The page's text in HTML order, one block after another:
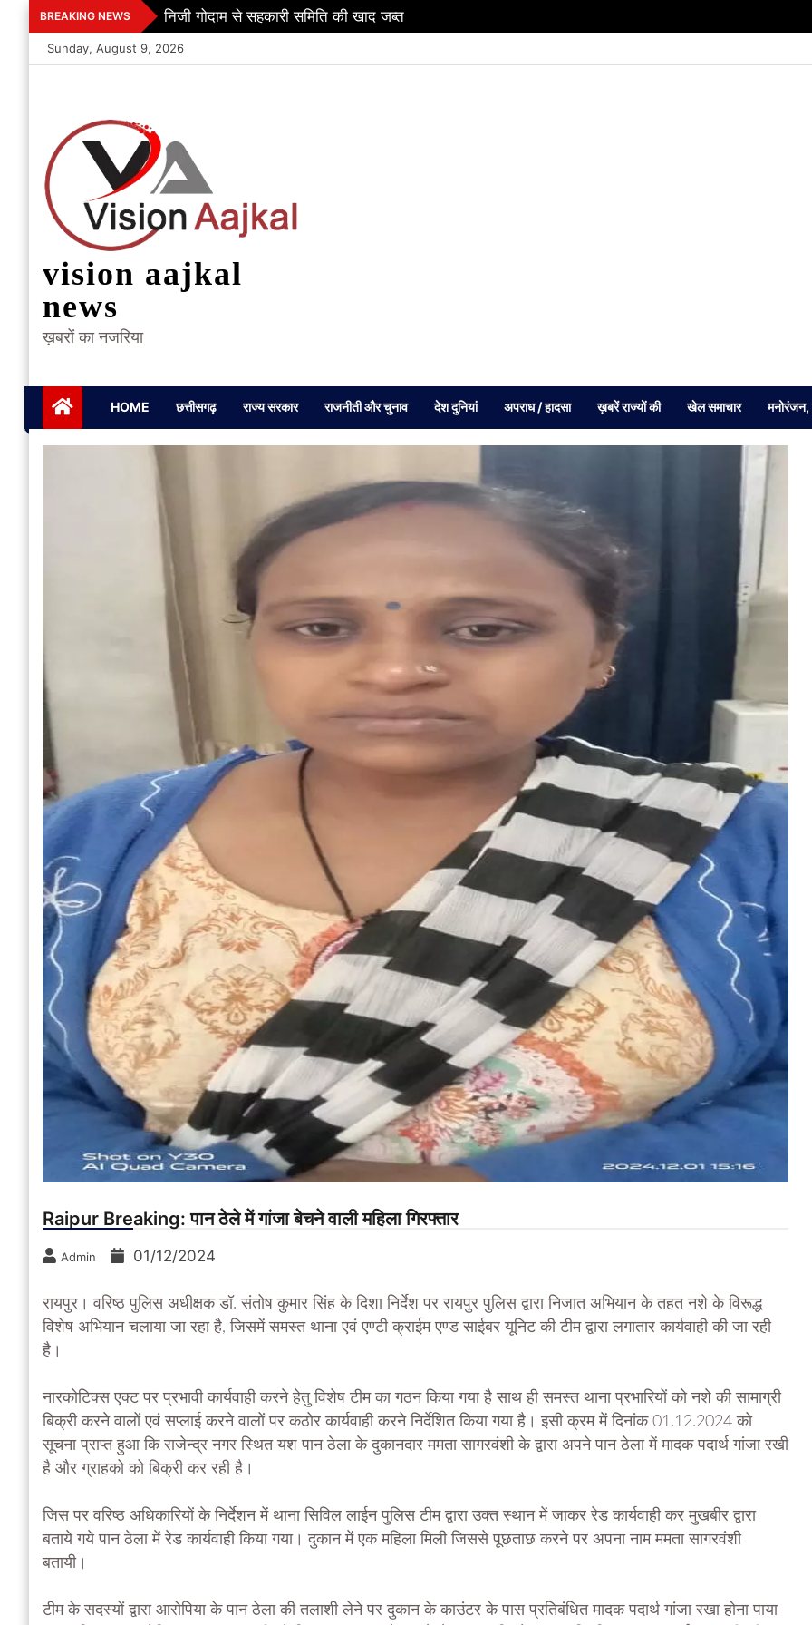
Skip
to
content
BREAKING NEWS निजी गोदाम से सहकारी समिति की खाद जब्त
Sunday, August 9, 2026
vision aajkal
news
ख़बरों का नजरिया
HOME छत्तीसगढ़ राज्य सरकार राजनीती और चुनाव देश दुनियां अपराध / हादसा ख़बरें राज्यों की खेल समाचार
Raipur Breaking: पान ठेले में गांजा बेचने वाली महिला गिरफ्तार
Admin 01/12/2024
रायपुर। वरिष्ठ पुलिस अधीक्षक डॉ. संतोष कुमार सिंह के दिशा निर्देश पर रायपुर पुलिस द्वारा निजात अभियान के तहत नशे के विरूद्ध
विशेष अभियान चलाया जा रहा है, जिसमें समस्त थाना एवं एण्टी क्राईम एण्ड साईबर यूनिट की टीम द्वारा लगातार कार्यवाही की जा रही
है।
नारकोटिक्स एक्ट पर प्रभावी कार्यवाही करने हेतु विशेष टीम का गठन किया गया है साथ ही समस्त थाना प्रभारियों को नशे की सामाग्री
बिक्री करने वालों एवं सप्लाई करने वालों पर कठोर कार्यवाही करने निर्देशित किया गया है। इसी क्रम में दिनांक 01.12.2024 को
सूचना प्राप्त हुआ कि राजेन्द्र नगर स्थित यश पान ठेला के दुकानदार ममता सागरवंशी के द्वारा अपने पान ठेला में मादक पदार्थ गांजा रखी
है और ग्राहको को बिक्री कर रही है।
जिस पर वरिष्ठ अधिकारियों के निर्देशन में थाना सिविल लाईन पुलिस टीम द्वारा उक्त स्थान में जाकर रेड कार्यवाही कर मुखबीर द्वारा
बताये गये पान ठेला में रेड कार्यवाही किया गया। दुकान में एक महिला मिली जिससे पूछताछ करने पर अपना नाम ममता सागरवंशी
बतायी।
टीम के सदस्यों द्वारा आरोपिया के पान ठेला की तलाशी लेने पर दुकान के काउंटर के पास प्रतिबंधित मादक पदार्थ गांजा रखा होना पाया